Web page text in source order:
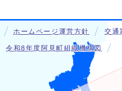
ホームページ運営方針 交通
令和8年度阿見町組織機構図